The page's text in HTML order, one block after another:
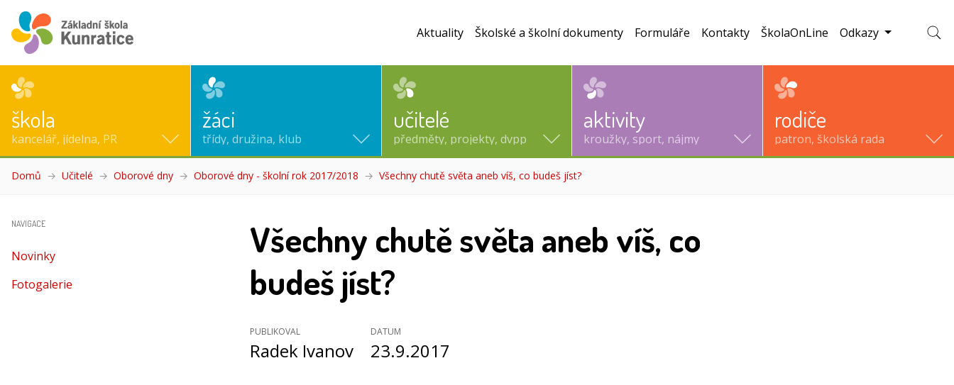
škola
kancelář, jídelna, PR
žáci
třídy, družina, klub
učitelé
předměty, projekty, dvpp
aktivity
kroužky, sport, nájmy
rodiče
patron, školská rada
Aktuality Školské a školní dokumenty Formuláře Kontakty ŠkolaOnLine Odkazy
Domů Učitelé Oborové dny Oborové dny - školní rok 2017/2018 Všechny chutě světa aneb víš, co budeš jíst?
NAVIGACE
Novinky
Fotogalerie
Všechny chutě světa aneb víš, co
budeš jíst?
PUBLIKOVAL
Radek Ivanov
DATUM
23.9.2017